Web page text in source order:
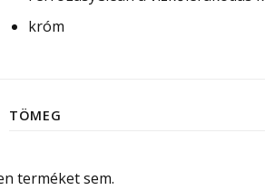
króm
TÖMEG
terméket sem.